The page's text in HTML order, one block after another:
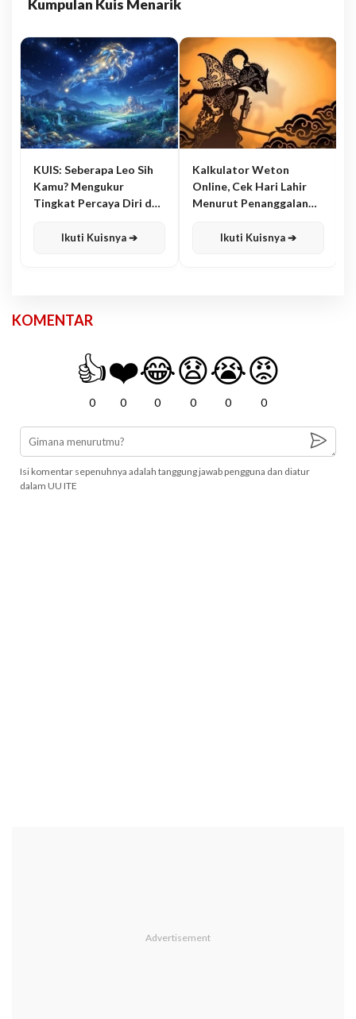
Kumpulan Kuis Menarik
KUIS: Seberapa Leo Sih
Kamu? Mengukur
Tingkat Percaya Diri dan
Ikuti Kuisnya ➔
Kalkulator Weton
Online, Cek Hari Lahir
Menurut Penanggalan
Ikuti Kuisnya ➔
KOMENTAR
👍
0
❤️
0
😂
0
😧
0
😭
0
😡
0
Isi komentar sepenuhnya adalah tanggung jawab pengguna dan diatur
dalam UU ITE